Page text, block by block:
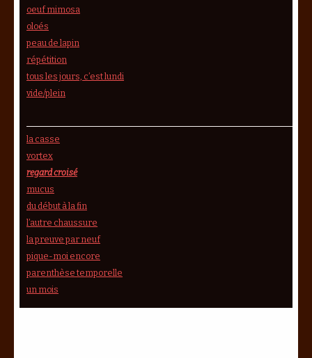
oeuf mimosa
oloés
peau de lapin
répétition
tous les jours, c’est lundi
vide/plein
la casse
vortex
regard croisé
mucus
du début à la fin
l’autre chaussure
la preuve par neuf
pique-moi encore
parenthèse temporelle
un mois